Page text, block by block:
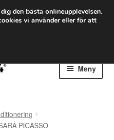
75 kr
frakt
713
Meny
PICASSO
den bästa onlineupplevelsen.
vi använder eller för att